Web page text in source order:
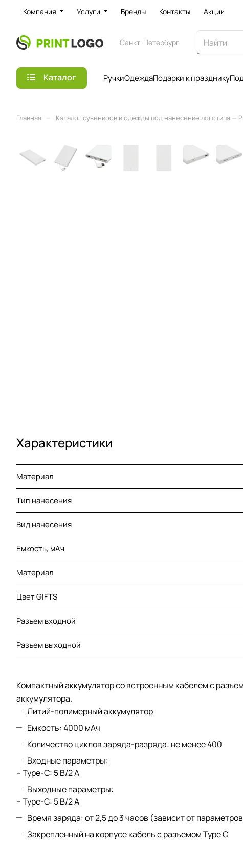
Компания Услуги Бренды Контакты Акции
Санкт-Петербург
Каталог РучкиОдеждаПодарки к празднику
Главная Каталог сувениров и одежды под нанесение логотипа —
Характеристики
Материал
Тип нанесения
Вид нанесения
Емкость, мАч
Материал
Цвет GIFTS
Разъем входной
Разъем выходной
Компактный аккумулятор со встроенным кабелем с
аккумулятора.
Литий-полимерный аккумулятор
Емкость: 4000 мАч
Количество циклов заряда-разряда: не менее 400
Входные параметры:
– Type-C: 5 В/2 A
Выходные параметры:
– Type-C: 5 В/2 A
Время заряда: от 2,5 до 3 часов (зависит от
Закрепленный на корпусе кабель с разъемом Type C